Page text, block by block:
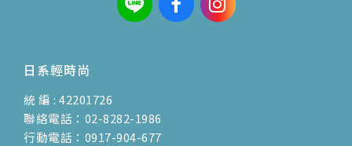
日系輕時尚
統 編 : 42201726
聯絡電話：02-8282-1986
行動電話：0917-904-677